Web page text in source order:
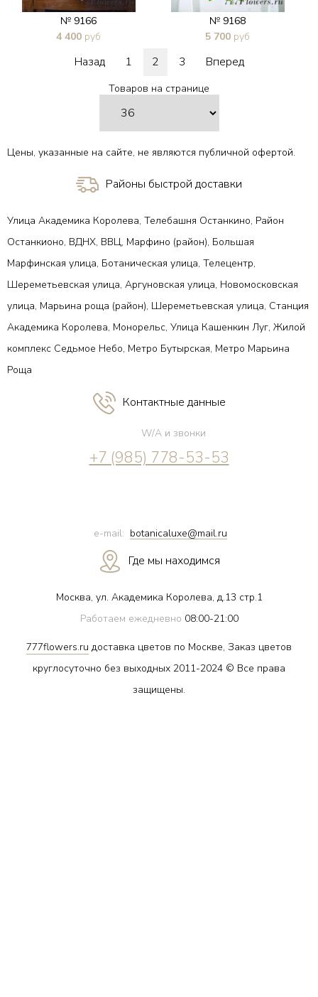
№ 9166
4 400 руб
В 1 клик
№ 9168
5 700 руб
В 1 клик
Назад 1 2 3 Вперед
Товаров на странице
Цены, указанные на сайте, не являются публичной офертой.
Районы быстрой доставки
Улица Академика Королева, Телебашня Останкино, Район
Останкионо, ВДНХ, ВВЦ, Марфино (район), Большая
Марфинская улица, Ботаническая улица, Телецентр,
Шереметьевская улица, Аргуновская улица, Новомосковская
улица, Марьина роща (район), Шереметьевская улица, Станция
Академика Королева, Монорельс, Улица Кашенкин Луг, Жилой
комплекс Седьмое Небо, Метро Бутырская, Метро Марьина
Роща
Контактные данные
W/A и звонки
+7 (985) 778-53-53
e-mail: botanicaluxe@mail.ru
Где мы находимся
Москва, ул. Академика Королева, д.13 стр.1
Работаем ежедневно 08:00-21:00
777flowers.ru доставка цветов по Москве, Заказ цветов
круглосуточно без выходных 2011-2024 © Все права
защищены.